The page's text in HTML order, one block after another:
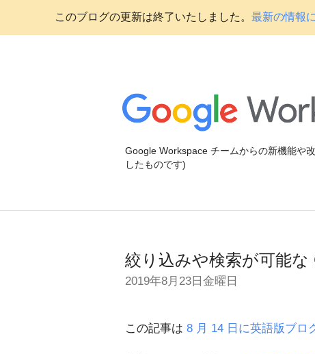
このブログの更新は終了いたしました。 最新の情報
Google Workspace チームからの新機能や
したものです)
絞り込みや検索が可能
2019年8月23日金曜日
この記事は 8 月 14 日に英語版ブロ